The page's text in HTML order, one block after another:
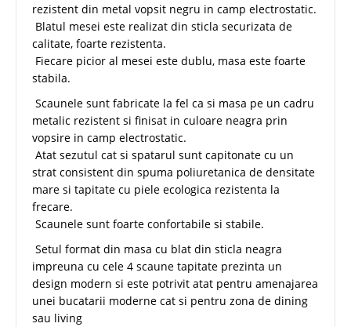
rezistent din metal vopsit negru in camp electrostatic.
Blatul mesei este realizat din sticla securizata de
calitate, foarte rezistenta.
Fiecare picior al mesei este dublu, masa este foarte
stabila.
Scaunele sunt fabricate la fel ca si masa pe un cadru
metalic rezistent si finisat in culoare neagra prin
vopsire in camp electrostatic.
Atat sezutul cat si spatarul sunt capitonate cu un
strat consistent din spuma poliuretanica de densitate
mare si tapitate cu piele ecologica rezistenta la
frecare.
Scaunele sunt foarte confortabile si stabile.
Setul format din masa cu blat din sticla neagra
impreuna cu cele 4 scaune tapitate prezinta un
design modern si este potrivit atat pentru amenajarea
unei bucatarii moderne cat si pentru zona de dining
sau living